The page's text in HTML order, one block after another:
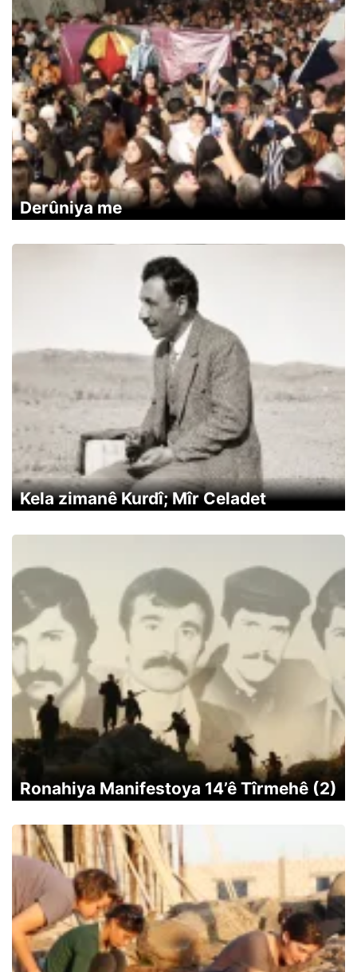
Derûniya me
Kela zimanê Kurdî; Mîr Celadet
Ronahiya Manifestoya 14’ê Tîrmehê (2)